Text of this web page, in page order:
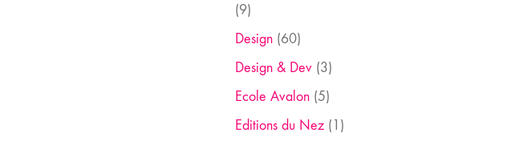
(9)
Design(60)
Design & Dev(3)
Ecole Avalon(5)
Editions du Nez(1)